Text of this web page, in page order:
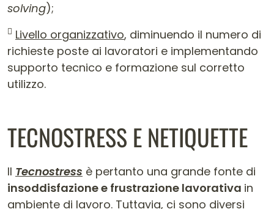
solving);
 Livello organizzativo, diminuendo il numero di
richieste poste ai lavoratori e implementando
supporto tecnico e formazione sul corretto
utilizzo.
TECNOSTRESS E NETIQUETTE
Il Tecnostress è pertanto una grande fonte di
insoddisfazione e frustrazione lavorativa in
ambiente di lavoro. Tuttavia, ci sono diversi